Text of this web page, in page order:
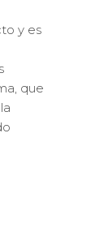
y es
que